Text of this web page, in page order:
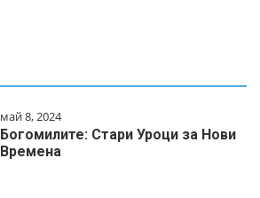
май 8, 2024
Богомилите: Стари Уроци за Нови
Времена